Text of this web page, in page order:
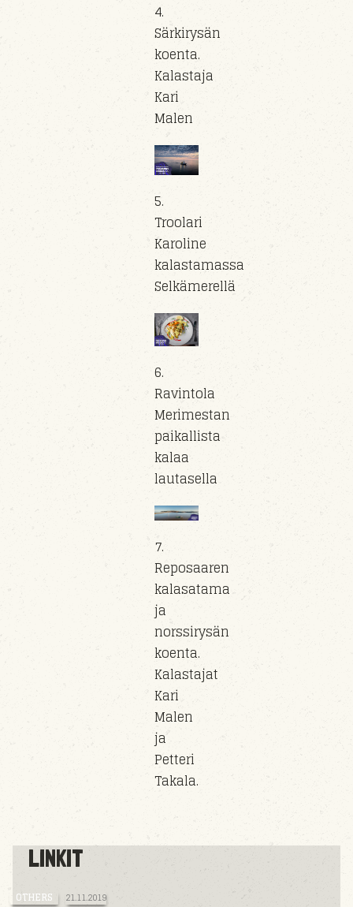
4.
Särkirysän
koenta.
Kalastaja
Kari
Malen
5.
Troolari
Karoline
kalastamassa
Selkämerellä
6.
Ravintola
Merimestan
paikallista
kalaa
lautasella
7.
Reposaaren
kalasatama
ja
norssirysän
koenta.
Kalastajat
Kari
Malen
ja
Petteri
Takala.
LINKIT
OTHERS 21.11.2019